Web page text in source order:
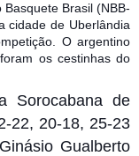
Brasil (NBB-
cidade de Uberlândia
O argentino
os cestinhas do
Sorocabana de
22, 20-18, 25-23
Gualberto